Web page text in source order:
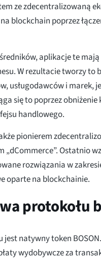
ze zdecentralizowaną
blockchain poprzez
aplikacje te mają
W rezultacie tworzy to
usługodawców i marek,
się to poprzez
handlowego.
pionierem
Ostatnio
rozwiązania w
oparte na blockchainie.
protokołu
natywny token
wydobywcze za